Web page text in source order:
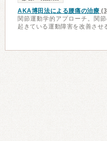
AKA博田法による腰痛の治療
関節運動学的アプローチ。関
起きている運動障害を改善させ